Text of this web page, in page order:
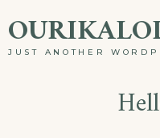
alJUST ANOTHER